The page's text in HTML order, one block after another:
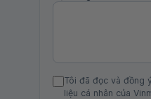
Tôi đã đọc và đồng
liệu cá nhân của